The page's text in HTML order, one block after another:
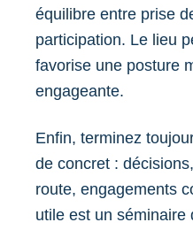
équilibre entre prise
participation. Le lieu
favorise une posture
engageante.
Enfin, terminez
de concret :
route, engagements
utile est un séminaire